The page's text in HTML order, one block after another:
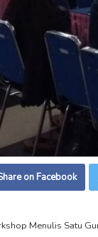
on Facebook
Menulis Satu